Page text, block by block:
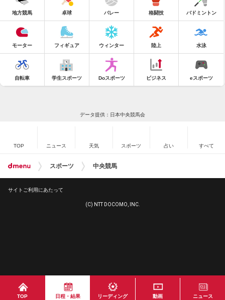
TOP 日程・結果 リーディング 動画 ニュース
地方競馬 卓球 バレー 格闘技 バドミントン
モーター フィギュア ウィンター 陸上 水泳
自転車 学生スポーツ Doスポーツ ビジネス eスポーツ
データ提供：日本中央競馬会
TOP ニュース 天気 スポーツ 占い すべて
スポーツ 中央競馬
サイトご利用にあたって
(C) NTT DOCOMO, INC.